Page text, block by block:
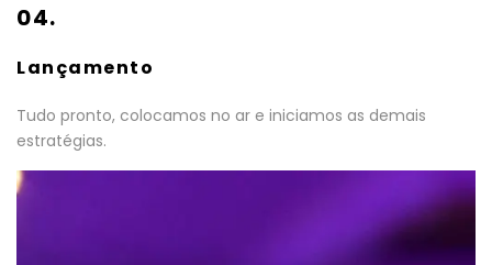
04.
Lançamento
Tudo pronto, colocamos no ar e iniciamos as demais
estratégias.